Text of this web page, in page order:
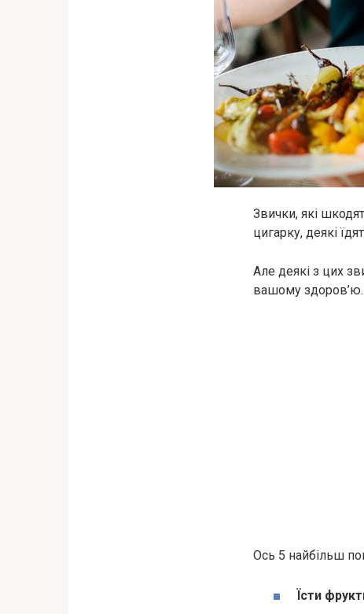
Звички, які
цигарку, деякі
Але деякі з цих
вашому
Ось 5 найбільш
Їсти